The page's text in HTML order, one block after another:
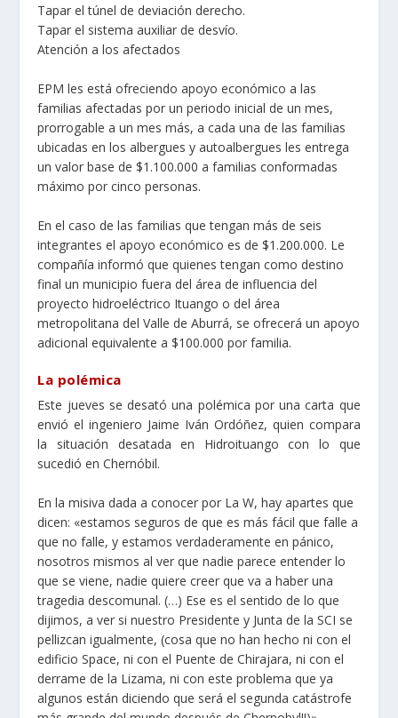
Tapar el túnel de deviación derecho.
Tapar el sistema auxiliar de desvío.
Atención a los afectados
EPM les está ofreciendo apoyo económico a las
familias afectadas por un periodo inicial de un mes,
prorrogable a un mes más, a cada una de las familias
ubicadas en los albergues y autoalbergues les entrega
un valor base de $1.100.000 a familias conformadas
máximo por cinco personas.
En el caso de las familias que tengan más de seis
integrantes el apoyo económico es de $1.200.000. Le
compañía informó que quienes tengan como destino
final un municipio fuera del área de influencia del
proyecto hidroeléctrico Ituango o del área
metropolitana del Valle de Aburrá, se ofrecerá un apoyo
adicional equivalente a $100.000 por familia.
La polémica
Este jueves se desató una polémica por una carta que
envió el ingeniero Jaime Iván Ordóñez, quien compara
la situación desatada en Hidroituango con lo que
sucedió en Chernóbil.
En la misiva dada a conocer por La W, hay apartes que
dicen: «estamos seguros de que es más fácil que falle a
que no falle, y estamos verdaderamente en pánico,
nosotros mismos al ver que nadie parece entender lo
que se viene, nadie quiere creer que va a haber una
tragedia descomunal. (…) Ese es el sentido de lo que
dijimos, a ver si nuestro Presidente y Junta de la SCI se
pellizcan igualmente, (cosa que no han hecho ni con el
edificio Space, ni con el Puente de Chirajara, ni con el
derrame de la Lizama, ni con este problema que ya
algunos están diciendo que será el segunda catástrofe